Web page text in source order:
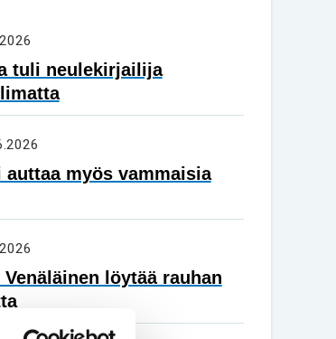
tuli neulekirjailija
myös vammaisia
löytää rauhan